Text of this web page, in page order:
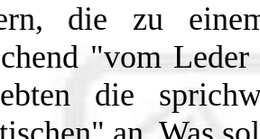
die zu
"vom
die